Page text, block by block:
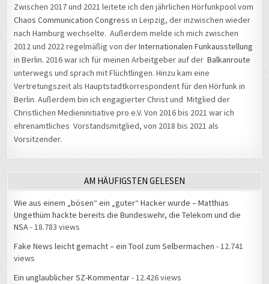
Zwischen 2017 und 2021 leitete ich den jährlichen Hörfunkpool vom
Chaos Communication Congress in Leipzig, der inzwischen wieder
nach Hamburg wechselte. Außerdem melde ich mich zwischen
2012 und 2022 regelmäßig von derInternationalen Funkausstellung
in Berlin. 2016 war ich für meinen Arbeitgeber auf derBalkanroute
unterwegs und sprach mit Flüchtlingen. Hinzu kam eine
Vertretungszeit als Hauptstadtkorrespondent für den Hörfunk in
Berlin. Außerdem bin ich engagierter Christ und Mitglied der
Christlichen Medieninitiative pro e.V. Von 2016 bis 2021 war ich
ehrenamtliches Vorstandsmitglied, von 2018 bis 2021 als
Vorsitzender.
AM HÄUFIGSTEN GELESEN
Wie aus einem „bösen“ ein „guter“ Hacker wurde – Matthias
Ungethüm hackte bereits die Bundeswehr, die Telekom und die
NSA- 18.783 views
Fake News leicht gemacht – ein Tool zum Selbermachen - 12.741
views
Ein unglaublicher SZ-Kommentar- 12.426 views